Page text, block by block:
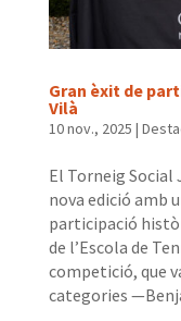
Gran èxit de
Vilà
10 nov., 2025 |
El Torneig Social
nova edició amb
participació
de l’Escola de
competició, que
categories